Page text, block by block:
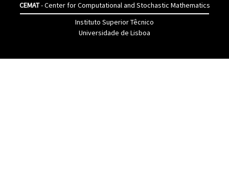
CEMAT- Center for Computational and Stochastic Mathematics
Instituto Superior Têcnico
Universidade de Lisboa